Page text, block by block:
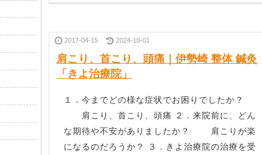
2017-04-15 2024-10-01
肩こり、首こり、頭痛｜伊勢崎 整体 鍼灸
「きよ治療院」
１．今までどの様な症状でお困りでしたか？
肩こり、首こり、頭痛 ２．来院前に、どん
な期待や不安がありましたか？ 肩こりが楽
になるのだろうか？ ３．きよ治療院の治療を受